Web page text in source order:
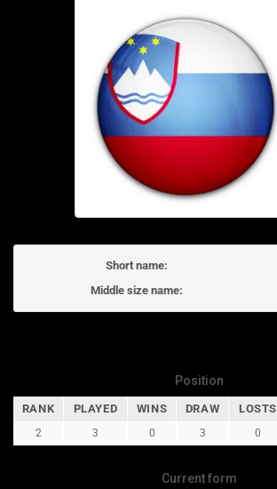
Short name:
Middle size name:
Position
RANK PLAYED WINS DRAW LOSTS
2 3 0 3 0
Current form